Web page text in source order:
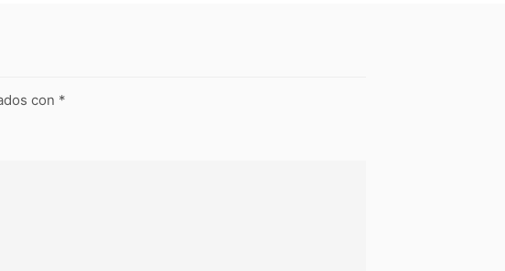
con *